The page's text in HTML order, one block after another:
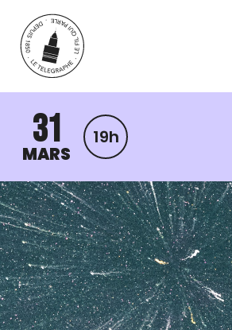
Aller au contenu principal
31
MARS
19h